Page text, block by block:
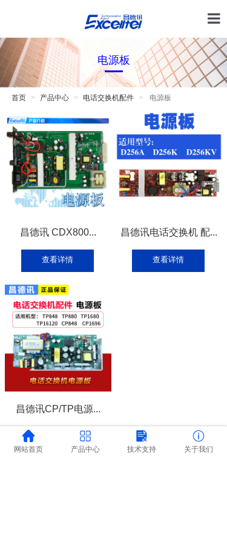
电源板
首页 产品中心 电话交换机配件 电源板
昌德讯 CDX800...
查看详情
昌德讯电话交换机 配...
查看详情
昌德讯CP/TP电源...
网站首页 产品中心 技术支持 关于我们